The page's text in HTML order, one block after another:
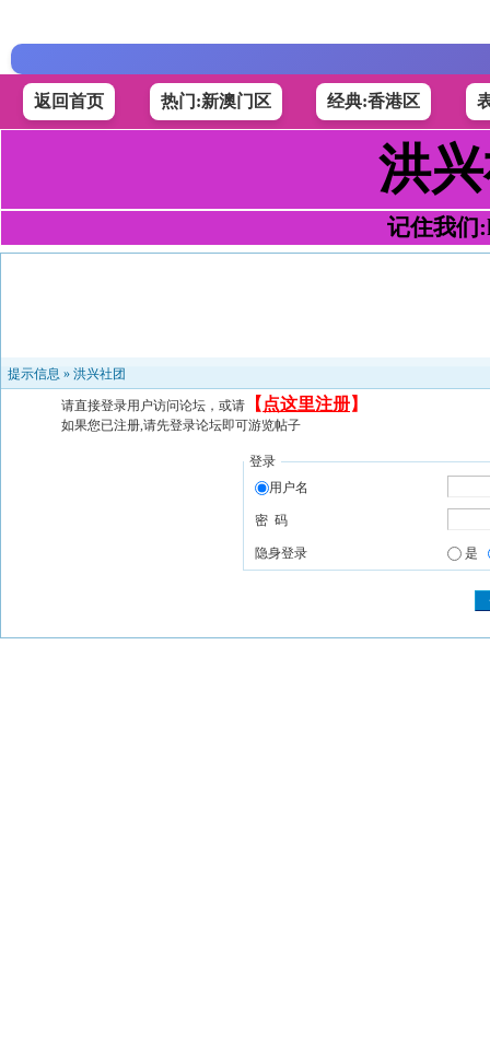
返回首页 热门:新澳门区 经典:香港区
洪
记住我们
提示信息 » 洪兴社团
请直接登录用户访问论坛，或请 【 点这里注册】
如果您已注册,请先登录论坛即可游览帖子
登录
用户名
密 码
隐身登录 是